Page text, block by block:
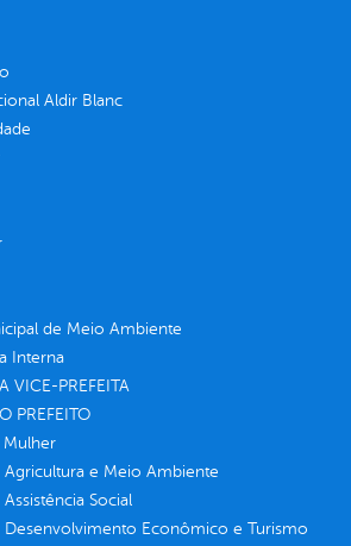
Aldir Blanc
de Meio Ambiente
Interna
VICE-PREFEITA
PREFEITO
Mulher
Agricultura e Meio Ambiente
Social
Desenvolvimento Econômico e Turismo